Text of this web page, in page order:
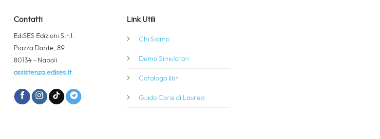
Contatti
EdiSES Edizioni S.r.l.
Piazza Dante, 89
80134 - Napoli
assistenza.edises.it
Link Utili
Chi Siamo
Demo Simulatori
Catalogo libri
Guida Corsi di Laurea